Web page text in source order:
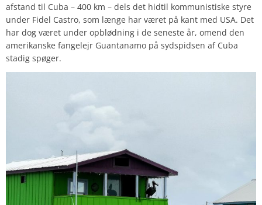
afstand til Cuba – 400 km – dels det hidtil kommunistiske styre
under Fidel Castro, som længe har været på kant med USA. Det
har dog været under opblødning i de seneste år, omend den
amerikanske fangelejr Guantanamo på sydspidsen af Cuba
stadig spøger.